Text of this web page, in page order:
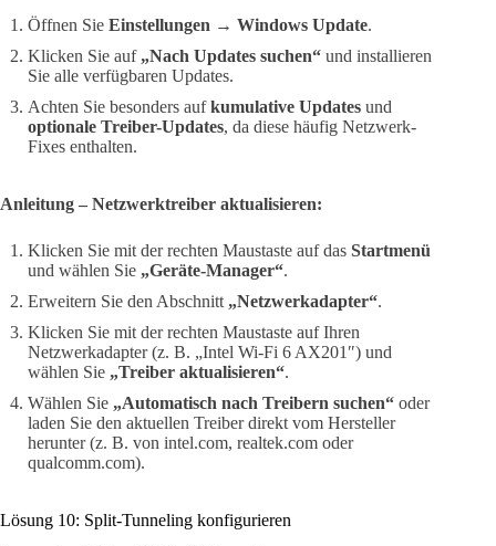
Öffnen Sie Einstellungen → Windows Update.
Klicken Sie auf „Nach Updates suchen“ und installieren
Sie alle verfügbaren Updates.
Achten Sie besonders aufkumulative Updates und
optionale Treiber-Updates, da diese häufig Netzwerk-
Fixes enthalten.
Anleitung – Netzwerktreiber aktualisieren:
Klicken Sie mit der rechten Maustaste auf das Startmenü
und wählen Sie „Geräte-Manager“.
Erweitern Sie den Abschnitt „Netzwerkadapter“.
Klicken Sie mit der rechten Maustaste auf Ihren
Netzwerkadapter (z. B. „Intel Wi-Fi 6 AX201″) und
wählen Sie „Treiber aktualisieren“.
Wählen Sie „Automatisch nach Treibern suchen“ oder
laden Sie den aktuellen Treiber direkt vom Hersteller
herunter (z. B. von intel.com, realtek.com oder
qualcomm.com).
Lösung 10: Split-Tunneling konfigurieren